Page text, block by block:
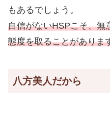
もあるでしょう。
自信がないHSPこそ、無
態度を取ることがありま
八方美人だから